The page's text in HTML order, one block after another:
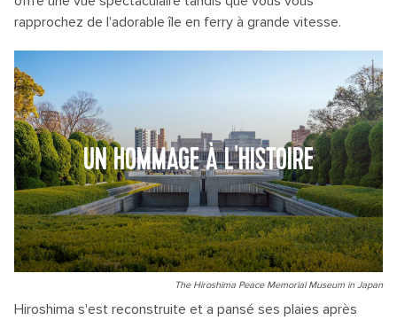
rapprochez de l'adorable île en ferry à grande vitesse.
UN HOMMAGE À L'HISTOIRE
The Hiroshima Peace Memorial Museum in Japan
Hiroshima s'est reconstruite et a pansé ses plaies après